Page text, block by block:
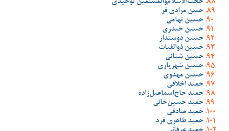
حجت‌الاسلام‌والمسلمین توحیدی
حسن مرادی فر
حسین تهامی
حسین حیدری
حسین دوستدار
حسین ذوالغیاث
حسین شنانی
حسین شهریاری
حسین مهدوی
حمید اخلاقی
حمید حاج‌اسماعیل‌زاده
حمید حسین‌خانی
حمید صادقی
حمید طاهری فرد